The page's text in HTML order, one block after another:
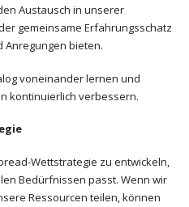
Austausch in unserer
gemeinsame Erfahrungsschatz
Anregungen bieten.
voneinander lernen und
kontinuierlich verbessern.
Wettstrategie zu entwickeln,
Bedürfnissen passt. Wenn wir
Ressourcen teilen, können